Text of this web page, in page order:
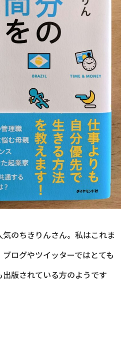
のちきりんさん。私はこれま
ログやツイッターではとても
版されている方のようです